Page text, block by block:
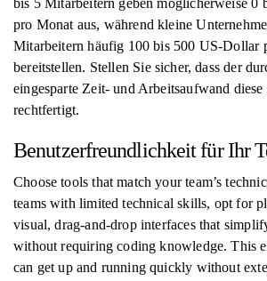
bis 5 Mitarbeitern geben möglicherweise 0
pro Monat aus, während kleine
Mitarbeitern häufig 100 bis 500 US-Dollar
bereitstellen. Stellen Sie sicher, dass der
eingesparte Zeit- und Arbeitsaufwand diese
rechtfertigt.
Benutzerfreundlichkeit für Ihr
Choose tools that match your team’s
teams with limited technical skills, opt for
visual, drag-and-drop interfaces that
without requiring coding knowledge. This
can get up and running quickly without